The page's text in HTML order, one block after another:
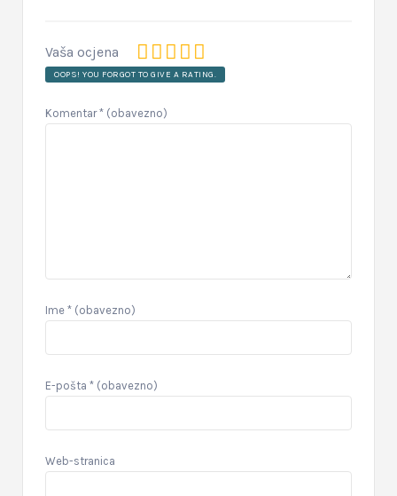
Vaša ocjena
OOPS! YOU FORGOT TO GIVE A RATING.
Komentar* (obavezno)
Ime * (obavezno)
E-pošta * (obavezno)
Web-stranica